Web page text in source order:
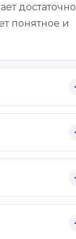
достаточно
понятное и